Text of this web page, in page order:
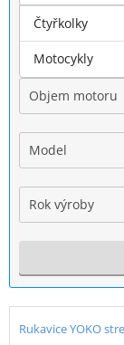
Značka
Objem motoru
Model
Rok výroby
Rukavice YOKO
Čtyřkolky
Motocykly